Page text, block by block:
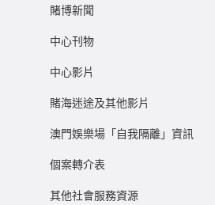
賭博新聞
中心刊物
中心影片
賭海迷途及其他影片
澳門娛樂場「自我隔離」資訊
個案轉介表
其他社會服務資源